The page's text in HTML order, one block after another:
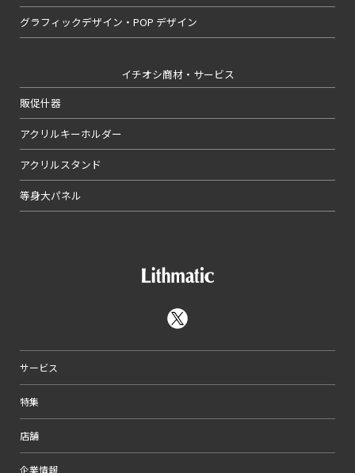
グラフィックデザイン・POP デザイン
イチオシ商材・サービス
販促什器
アクリルキーホルダー
アクリルスタンド
等身大パネル
サービス
特集
店舗
企業情報